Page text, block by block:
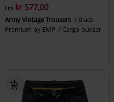
Fra kr 577,00
Army Vintage Trousers
Black
Premium by EMP
Cargo-bukser